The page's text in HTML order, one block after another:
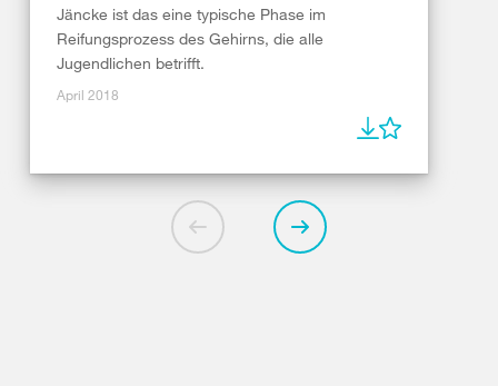
Jäncke ist das eine typische Phase im
Reifungsprozess des Gehirns, die alle
Jugendlichen betrifft.
April 2018